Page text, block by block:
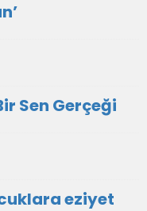
Sen Gerçeği
eziyet